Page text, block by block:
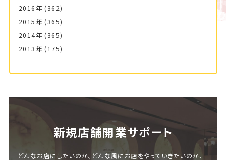
2016年 (362)
2015年 (365)
2014年 (365)
2013年 (175)
新規店舗開業サポート
どんなお店にしたいのか、どんな風にお店をやっていきたいのか、